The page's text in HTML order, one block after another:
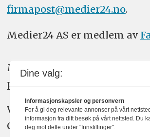
firmapost@medier24.no.
Medier24 AS er medlem av
Medier24 arbeider etter Vær
plakatens regler for god
Vi bruker KI-verktøy som
Claude, og Gemini i
Dine valg:
Informasjonskapsler og personvern
For å gi deg relevante annonser på vårt
informasjon fra ditt besøk på vårt nettsted. Du
deg mot dette under "Innstillinger".